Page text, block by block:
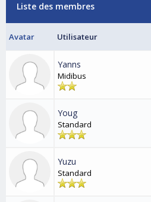
Liste des membres
Avatar Utilisateur
Yanns
Midibus
Youg
Standard
Yuzu
Standard